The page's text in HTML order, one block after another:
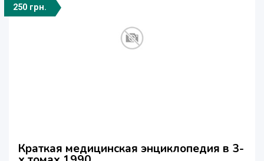
250 грн.
Краткая медицинская энциклопедия в 3-